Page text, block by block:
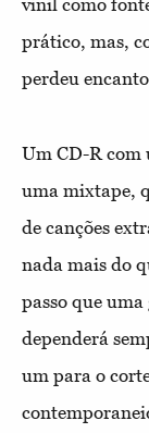
prático, mas,
perdeu
Um CD-R com
uma mixtape,
de canções
nada mais do
passo que
dependerá
um para o